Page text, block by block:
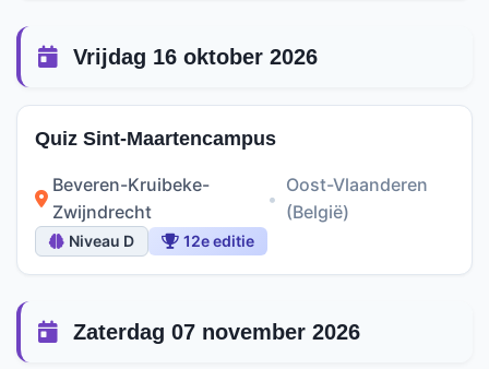
Vrijdag 16 oktober 2026
Quiz Sint-Maartencampus
Beveren-Kruibeke-
Zwijndrecht
•
Oost-Vlaanderen
(België)
Niveau D 12e editie
Zaterdag 07 november 2026